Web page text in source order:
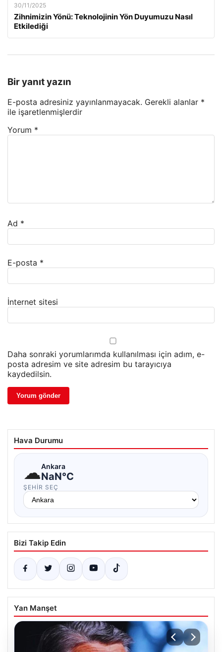
30/11/2025
Zihnimizin Yönü: Teknolojinin Yön Duyumuzu Nasıl
Etkilediği
Bir yanıt yazın
E-posta adresiniz yayınlanmayacak. Gerekli alanlar *
ile işaretlenmişlerdir
Yorum *
Ad *
E-posta *
İnternet sitesi
Daha sonraki yorumlarımda kullanılması için adım, e-
posta adresim ve site adresim bu tarayıcıya
kaydedilsin.
Hava Durumu
☁Ankara
NaN°C
ŞEHIR SEÇ
Bizi Takip Edin
Yan Manşet